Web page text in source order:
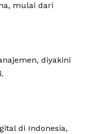
mulai dari
diyakini
di Indonesia,